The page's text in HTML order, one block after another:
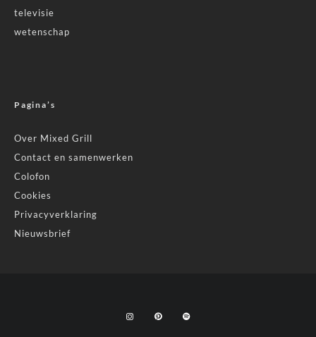
televisie
wetenschap
Pagina’s
Over Mixed Grill
Contact en samenwerken
Colofon
Cookies
Privacyverklaring
Nieuwsbrief